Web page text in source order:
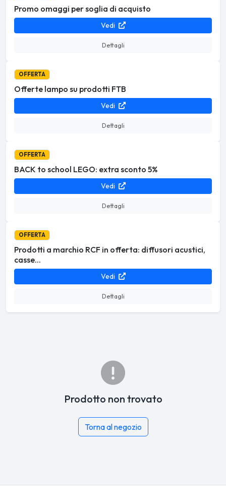
Promo omaggi per soglia di acquisto
Vedi
Dettagli
OFFERTA
Offerte lampo su prodotti FTB
Vedi
Dettagli
OFFERTA
BACK to school LEGO: extra sconto 5%
Vedi
Dettagli
OFFERTA
Prodotti a marchio RCF in offerta: diffusori acustici,
casse...
Vedi
Dettagli
Prodotto non trovato
Torna al negozio